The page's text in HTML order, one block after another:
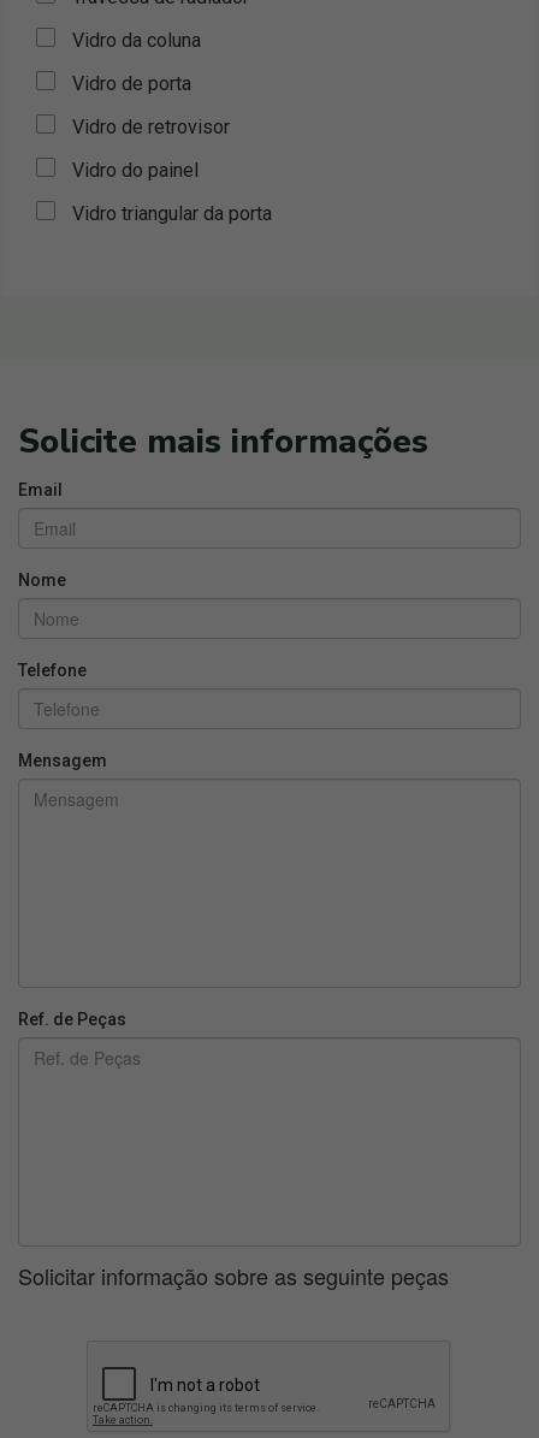
Vidro da coluna
Vidro de porta
Vidro de retrovisor
Vidro do painel
Vidro triangular da porta
Solicite mais informações
Email
Nome
Telefone
Mensagem
Ref. de Peças
Solicitar informação sobre as seguinte peças